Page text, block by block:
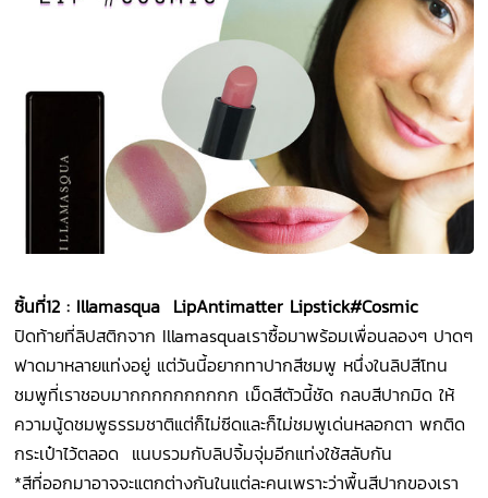
ชิ้นที่12 : Illamasqua LipAntimatter Lipstick#Cosmic
ปิดท้ายที่ลิปสติกจาก Illamasquaเราซื้อมาพร้อมเพื่อนลองๆ ปาดๆ
ฟาดมาหลายแท่งอยู่ แต่วันนี้อยากทาปากสีชมพู หนึ่งในลิปสีโทน
ชมพูที่เราชอบมากกกกกกกกกก เม็ดสีตัวนี้ชัด กลบสีปากมิด ให้
ความนู้ดชมพูธรรมชาติแต่ก็ไม่ซีดและก็ไม่ชมพูเด่นหลอกตา พกติด
กระเป๋าไว้ตลอด แนบรวมกับลิปจิ้มจุ่มอีกแท่งใช้สลับกัน
*สีที่ออกมาอาจจะแตกต่างกันในแต่ละคนเพราะว่าพื้นสีปากของเรา